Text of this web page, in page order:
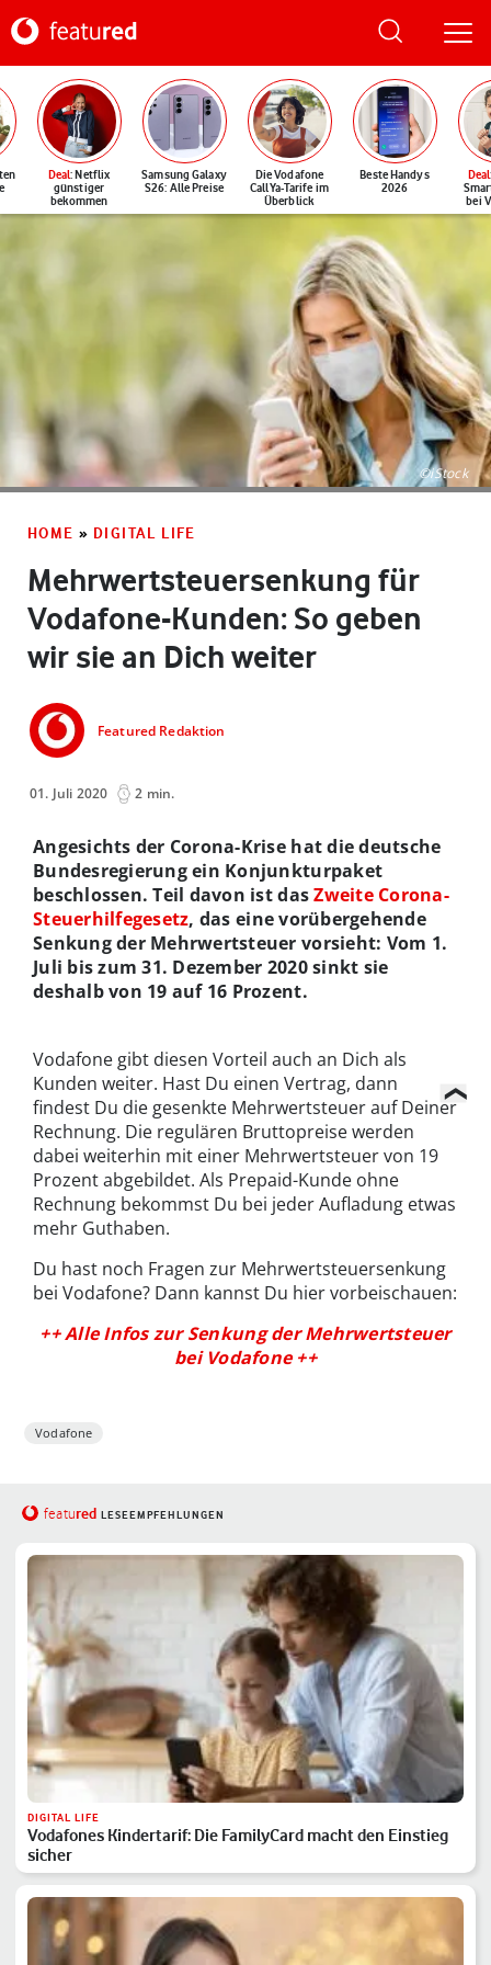
Deal: Netflix
günstiger
bekommen
Samsung Galaxy
S26: Alle Preise
Die Vodafone
CallYa-Tarife im
Überblick
Beste Handys
2026
Deal
bei
©iStock
HOME » DIGITAL LIFE
Mehrwertsteuersenkung für
Vodafone-Kunden: So geben
wir sie an Dich weiter
Featured Redaktion
01. Juli 2020 2 min.
Angesichts der Corona-Krise hat die deutsche
Bundesregierung ein Konjunkturpaket
beschlossen. Teil davon ist dasZweite Corona-
Steuerhilfegesetz, das eine vorübergehende
Senkung der Mehrwertsteuer vorsieht: Vom 1.
Juli bis zum 31. Dezember 2020 sinkt sie
deshalb von 19 auf 16 Prozent.
Vodafone gibt diesen Vorteil auch an Dich als
Kunden weiter. Hast Du einen Vertrag, dann
findest Du die gesenkte Mehrwertsteuer auf Deiner
Rechnung. Die regulären Bruttopreise werden
dabei weiterhin mit einer Mehrwertsteuer von 19
Prozent abgebildet. Als Prepaid-Kunde ohne
Rechnung bekommst Du bei jeder Aufladung etwas
mehr Guthaben.
Du hast noch Fragen zur Mehrwertsteuersenkung
bei Vodafone? Dann kannst Du hier vorbeischauen:
++ Alle Infos zur Senkung der Mehrwertsteuer
bei Vodafone ++
Vodafone
featured LESEEMPFEHLUNGEN
DIGITAL LIFE
Vodafones Kindertarif: Die FamilyCard macht den Einstieg
sicher